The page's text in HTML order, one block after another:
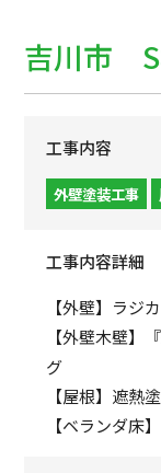
吉川市
工事内容
外壁塗装工事
工事内容詳細
【外壁】ラジ
【外壁木壁】
グ
【屋根】遮熱
【ベランダ床